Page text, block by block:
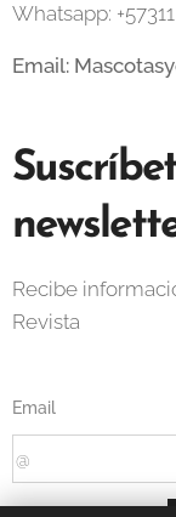
Whatsapp:
Email:
Recibe
Revista
Email